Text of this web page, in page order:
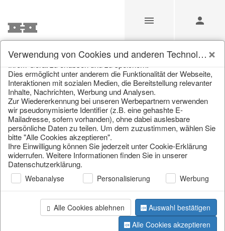
Transport
Home / Transport
FRACHT
Verwendung von Cookies und anderen Technologien
Technologien (im Folgenden: Cookies), um Informationen von
Ihrem Gerät zu erfassen und zu speichern.
Dies ermöglicht unter anderem die Funktionalität der Webseite,
Interaktionen mit sozialen Medien, die Bereitstellung relevanter
Inhalte, Nachrichten, Werbung und Analysen.
Zur Wiedererkennung bei unseren Werbepartnern verwenden
wir pseudonymisierte Identifier (z.B. eine gehashte E-
Mailadresse, sofern vorhanden), ohne dabei auslesbare
persönliche Daten zu teilen. Um dem zuzustimmen, wählen Sie
bitte "Alle Cookies akzeptieren".
Ihre Einwilligung können Sie jederzeit unter Cookie-Erklärung
widerrufen. Weitere Informationen finden Sie in unserer
Datenschutzerklärung.
Webanalyse Personalisierung Werbung
Alle Cookies ablehnen
Auswahl bestätigen
Alle Cookies akzeptieren